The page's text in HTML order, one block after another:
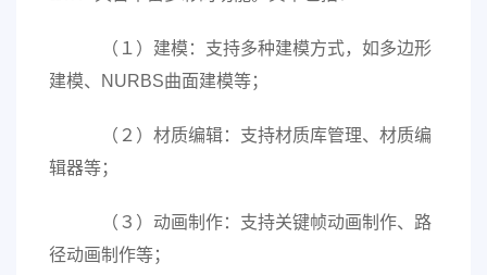
（１）建模：支持多种建模方式，如多边形
建模、NURBS曲面建模等；
（２）材质编辑：支持材质库管理、材质编
辑器等；
（３）动画制作：支持关键帧动画制作、路
径动画制作等；